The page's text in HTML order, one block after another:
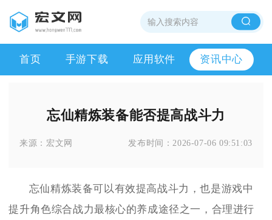
首页 手游下载 应用软件 资讯中心
忘仙精炼装备能否提高战斗力
来源： 宏文网 发布时间： 2026-07-06 09:51:03
忘仙精炼装备可以有效提高战斗力，也是游戏中
提升角色综合战力最核心的养成途径之一，合理进行